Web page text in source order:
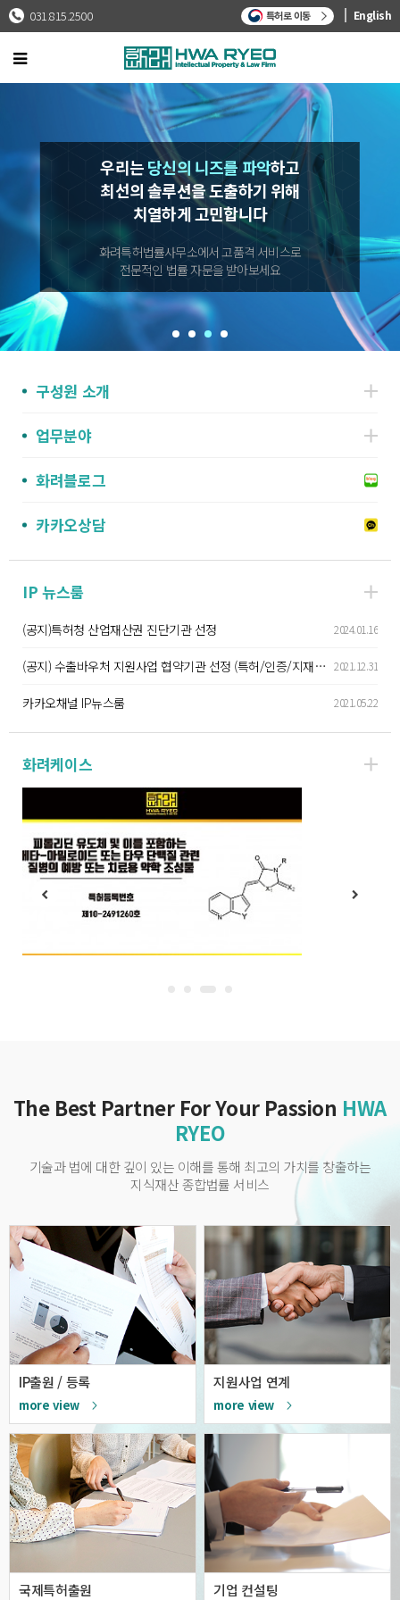
031.815.2500 특허로 이동 English
우리는 형식적으로
일하지 않으며 당신의
신뢰를 최우선으로 생각합니다
화려특허법률사무소에서 고품격 서비스로
전문적인 법률 자문을 받아보세요
화려특허법률사무소는
전문적인 IP 법률 서비스 를
제공합니다
화려특허법률사무소에서 고품격 서비스로
전문적인 법률 자문을 받아보세요
우리는 기술과 법에 대한
깊이 있는 이해를 통해
최고의 가치를 만들어냅니다
화려특허법률사무소에서 고품격 서비스로
전문적인 법률 자문을 받아보세요
우리는당신의 니즈를 파악하고
최선의 솔루션을 도출하기 위해
치열하게 고민합니다
화려특허법률사무소에서 고품격 서비스로
전문적인 법률 자문을 받아보세요
신뢰를 최우선
전문적인 IP 법률 서비스
구성원 소개
업무분야
화려블로그
카카오상담
IP 뉴스룸
2024.01.16
(공지)특허청 산업재산권 진단기관 선정
2021.12.31
(공지) 수출바우처 지원사업 협약기관 선정 (특허/인증/지재권분야)
2021.05.22
카카오채널 IP뉴스룸
화려케이스
The Best Partner For Your Passion HWA
RYEO
기술과 법에 대한 깊이 있는 이해를 통해 최고의 가치를 창출하는
지식재산 종합법률 서비스
IP출원 / 등록
more view
지원사업 연계
more view
국제특허출원 기업 컨설팅